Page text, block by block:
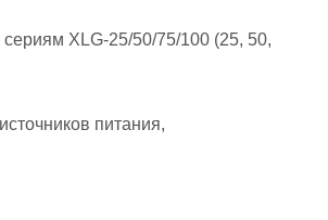
XLG-25/50/75/100 (25, 50,
питания,